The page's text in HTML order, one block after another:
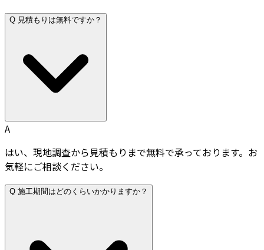
Q 見積もりは無料ですか？
A
はい、現地調査から見積もりまで無料で承っております。お
気軽にご相談ください。
Q 施工期間はどのくらいかかりますか？